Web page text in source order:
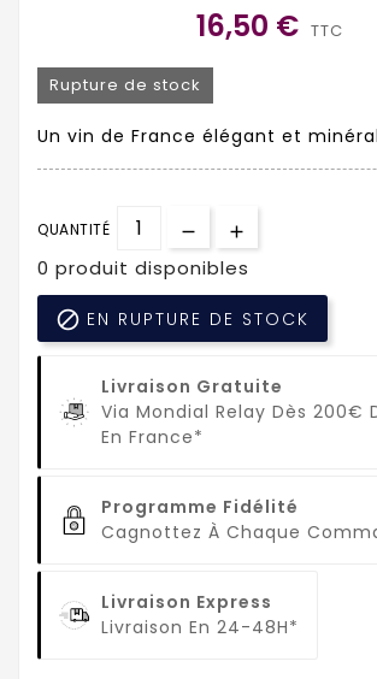
16,50 € TTC
Rupture de stock
Un vin de France élégant et
QUANTITÉ
0 produit disponibles
 EN RUPTURE DE STOCK
Livraison Gratuite
Via Mondial Relay Dès 200€
En France*
Programme Fidélité
Cagnottez À Chaque
Livraison Express
Livraison En 24-48H*